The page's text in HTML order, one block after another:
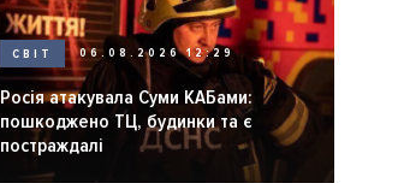
СВІТ 06.08.2026 12:29
Росія атакувала Суми КАБами:
пошкоджено ТЦ, будинки та є
постраждалі